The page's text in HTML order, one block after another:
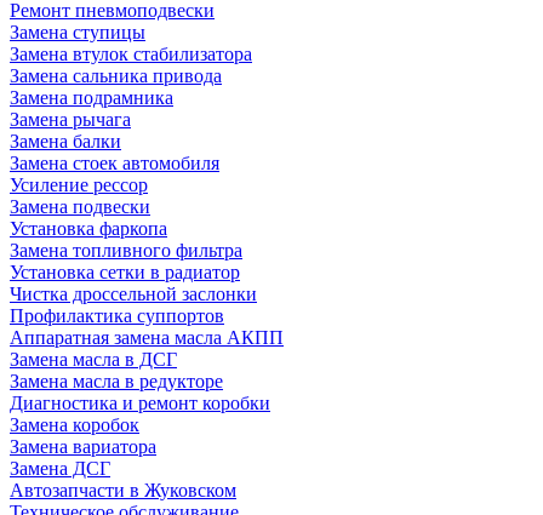
Ремонт пневмоподвески
Замена ступицы
Замена втулок стабилизатора
Замена сальника привода
Замена подрамника
Замена рычага
Замена балки
Замена стоек автомобиля
Усиление рессор
Замена подвески
Установка фаркопа
Замена топливного фильтра
Установка сетки в радиатор
Чистка дроссельной заслонки
Профилактика суппортов
Аппаратная замена масла АКПП
Замена масла в ДСГ
Замена масла в редукторе
Диагностика и ремонт коробки
Замена коробок
Замена вариатора
Замена ДСГ
Автозапчасти в Жуковском